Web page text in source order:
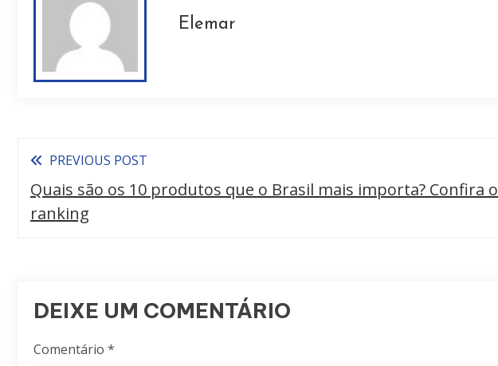
Elemar
PREVIOUS POST
Quais são os 10 produtos que o Brasil mais importa? Confira o
ranking
DEIXE UM COMENTÁRIO
Comentário *